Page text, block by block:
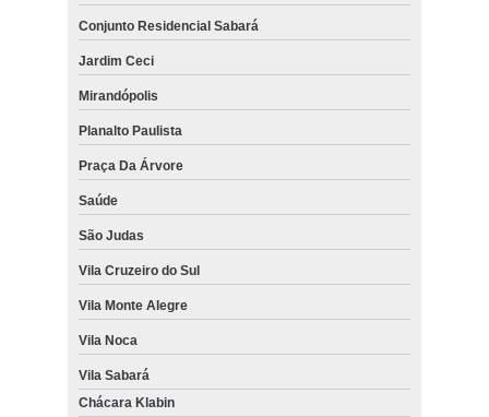
Conjunto Residencial Sabará
Jardim Ceci
Mirandópolis
Planalto Paulista
Praça Da Árvore
Saúde
São Judas
Vila Cruzeiro do Sul
Vila Monte Alegre
Vila Noca
Vila Sabará
Chácara Klabin